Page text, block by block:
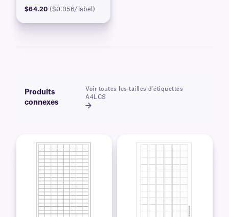
$64.20 ($0.056/label)
Produits
connexes
Voir toutes les tailles d'étiquettes
A4LCS